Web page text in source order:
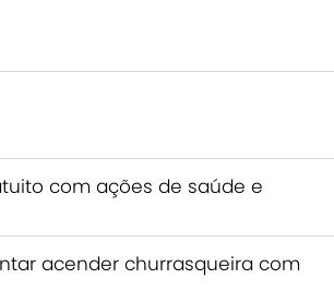
com ações de saúde e
acender churrasqueira com